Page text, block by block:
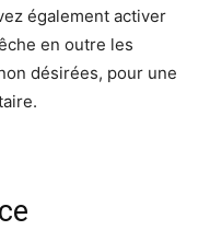
également activer
en outre les
désirées, pour une